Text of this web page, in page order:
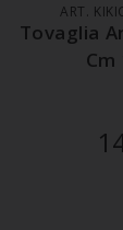
ART.
Tovaglia
Cm